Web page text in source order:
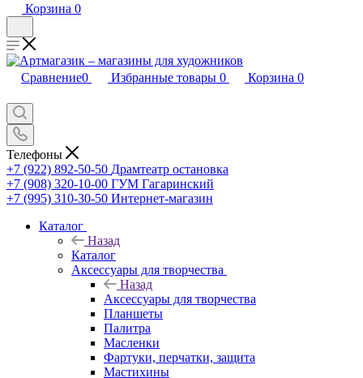
Корзина 0
Сравнение0 Избранные товары 0 Корзина 0
Телефоны
+7 (922) 892-50-50 Драмтеатр остановка
+7 (908) 320-10-00 ГУМ Гагаринский
+7 (995) 310-30-50 Интернет-магазин
Каталог
Назад
Каталог
Аксессуары для творчества
Назад
Аксессуары для творчества
Планшеты
Палитра
Масленки
Фартуки, перчатки, защита
Мастихины